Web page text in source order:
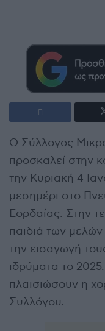
Ο Σύλλογος
προσκαλεί στην
την Κυριακή 4
μεσημέρι στο
Εορδαίας. Στην
παιδιά των
την εισαγωγή
ιδρύματα το
πλαισιώσουν η
Συλλόγου.